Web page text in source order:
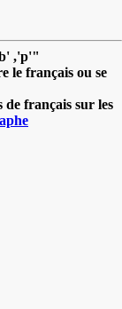
,'p'"
le français ou se
de français sur les